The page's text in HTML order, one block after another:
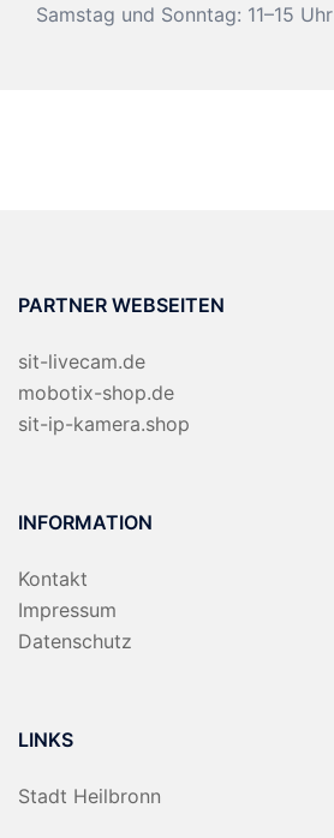
Samstag und Sonntag: 11–15 Uhr
PARTNER WEBSEITEN
sit-livecam.de
mobotix-shop.de
sit-ip-kamera.shop
INFORMATION
Kontakt
Impressum
Datenschutz
LINKS
Stadt Heilbronn